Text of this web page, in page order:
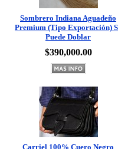
Premium (Tipo Exportación) Se
Puede Doblar
$390,000.00
Carriel 100% Cuero Negro
Cuadrado